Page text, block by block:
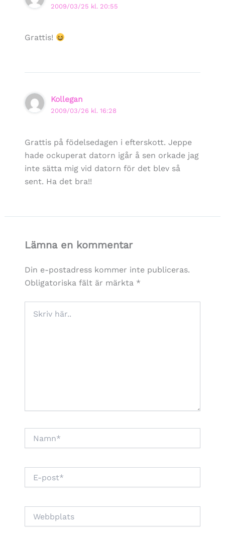
2009/03/25 kl. 20:55
Grattis!
Kollegan
2009/03/26 kl. 16:28
Grattis på födelsedagen i efterskott. Jeppe
hade ockuperat datorn igår å sen orkade jag
inte sätta mig vid datorn för det blev så
sent. Ha det bra!!
Lämna en kommentar
Din e-postadress kommer inte publiceras.
Obligatoriska fält är märkta *
här..
post*